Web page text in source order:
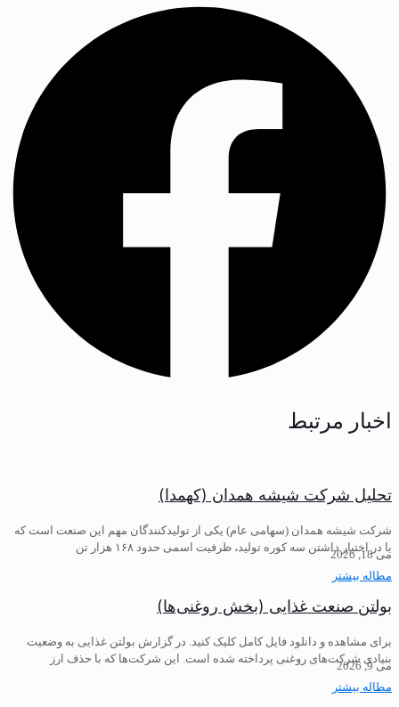
اخبار مرتبط
تحلیل شرکت شیشه همدان (کهمدا)
شرکت شیشه همدان (سهامی عام) یکی از تولیدکنندگان مهم این صنعت است که
با در اختیار داشتن سه کوره تولید، ظرفیت اسمی حدود ۱۶۸ هزار تن
مطاله بیشتر
می 18, 2026
بولتن صنعت غذایی (بخش روغنی‌ها)
برای مشاهده و دانلود فایل کامل کلیک کنید. در گزارش بولتن غذایی به وضعیت
بنیادی شرکت‌های روغنی پرداخته شده است. این شرکت‌ها که با حذف ارز
مطاله بیشتر
می 9, 2026